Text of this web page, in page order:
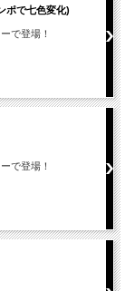
ポで七色変化)
で登場！
で登場！